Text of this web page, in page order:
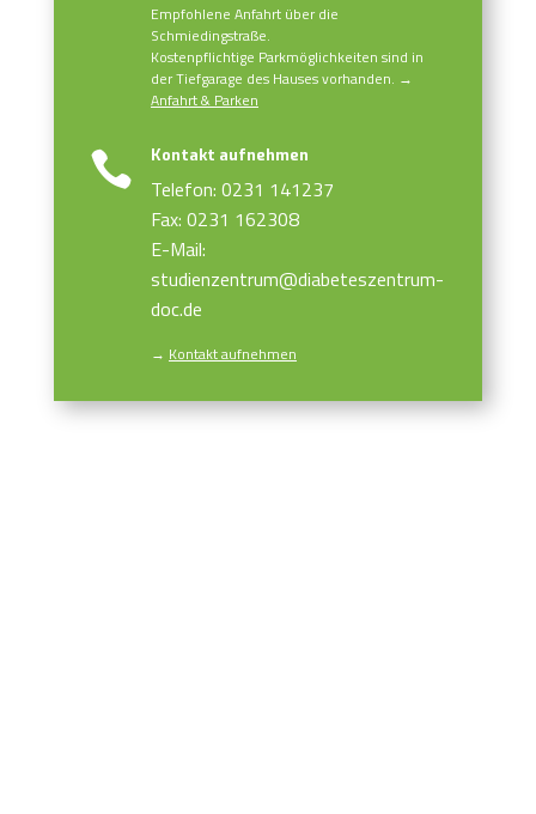
Empfohlene Anfahrt über die
Schmiedingstraße.
Kostenpflichtige Parkmöglichkeiten sind in
der Tiefgarage des Hauses vorhanden. →
Anfahrt & Parken
 Kontakt aufnehmen
Telefon: 0231 141237
Fax: 0231 162308
E-Mail:
studienzentrum@diabeteszentrum-
doc.de
→ Kontakt aufnehmen